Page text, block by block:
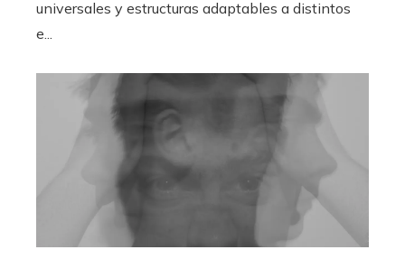
universales y estructuras adaptables a distintos
e...